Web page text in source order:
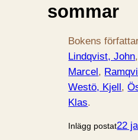
sommar
Bokens
Lindqvist, John,
Marcel ,
Westö, Kjell ,
Klas.
Inlägg postat22